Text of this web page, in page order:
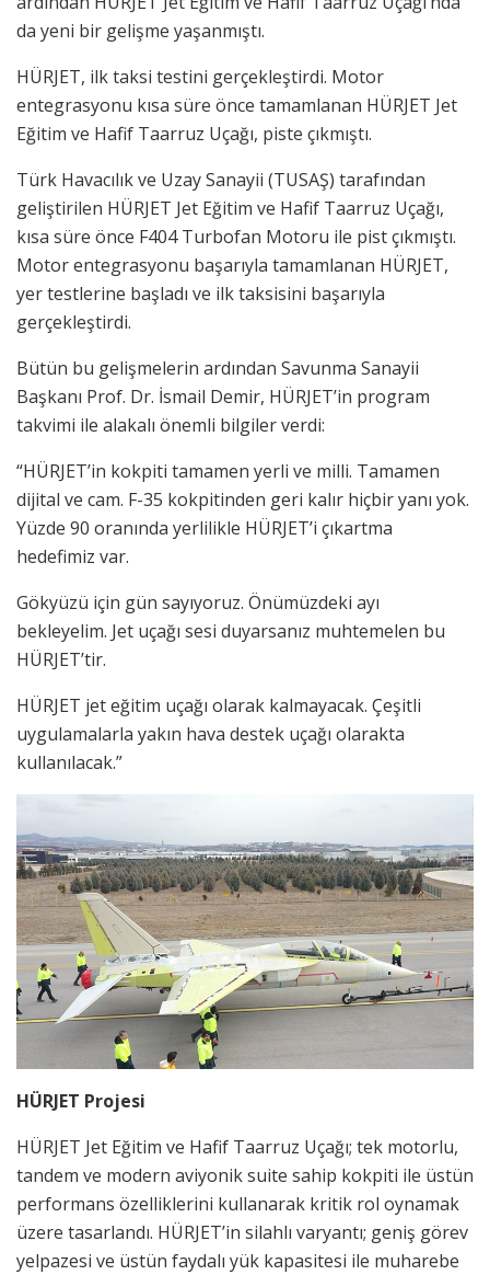
da yeni bir gelişme yaşanmıştı.
HÜRJET, ilk taksi testini gerçekleştirdi. Motor
entegrasyonu kısa süre önce tamamlanan HÜRJET Jet
Eğitim ve Hafif Taarruz Uçağı, piste çıkmıştı.
Türk Havacılık ve Uzay Sanayii (TUSAŞ) tarafından
geliştirilen HÜRJET Jet Eğitim ve Hafif Taarruz Uçağı,
kısa süre önce F404 Turbofan Motoru ile pist çıkmıştı.
Motor entegrasyonu başarıyla tamamlanan HÜRJET,
yer testlerine başladı ve ilk taksisini başarıyla
gerçekleştirdi.
Bütün bu gelişmelerin ardından Savunma Sanayii
Başkanı Prof. Dr. İsmail Demir, HÜRJET’in program
takvimi ile alakalı önemli bilgiler verdi:
“HÜRJET’in kokpiti tamamen yerli ve milli. Tamamen
dijital ve cam. F-35 kokpitinden geri kalır hiçbir yanı yok.
Yüzde 90 oranında yerlilikle HÜRJET’i çıkartma
hedefimiz var.
Gökyüzü için gün sayıyoruz. Önümüzdeki ayı
bekleyelim. Jet uçağı sesi duyarsanız muhtemelen bu
HÜRJET’tir.
HÜRJET jet eğitim uçağı olarak kalmayacak. Çeşitli
uygulamalarla yakın hava destek uçağı olarakta
kullanılacak.”
HÜRJET Projesi
HÜRJET Jet Eğitim ve Hafif Taarruz Uçağı; tek motorlu,
tandem ve modern aviyonik suite sahip kokpiti ile üstün
performans özelliklerini kullanarak kritik rol oynamak
üzere tasarlandı. HÜRJET’in silahlı varyantı; geniş görev
yelpazesi ve üstün faydalı yük kapasitesi ile muharebe